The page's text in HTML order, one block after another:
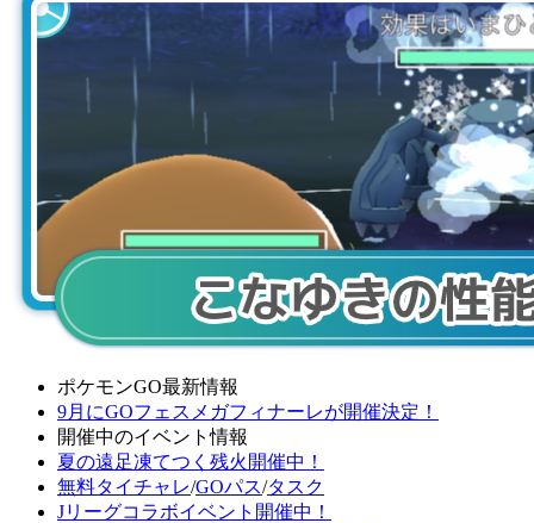
ポケモンGO最新情報
9月にGOフェスメガフィナーレが開催決定！
開催中のイベント情報
夏の遠足凍てつく残火開催中！
無料タイチャレ/GOパス/タスク
Jリーグコラボイベント開催中！